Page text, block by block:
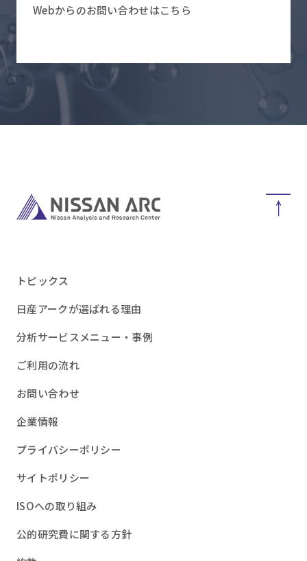
Webからのお問い合わせはこちら
トピックス
日産アークが選ばれる理由
分析サービスメニュー・事例
ご利用の流れ
お問い合わせ
企業情報
プライバシーポリシー
サイトポリシー
ISOへの取り組み
公的研究費に関する方針